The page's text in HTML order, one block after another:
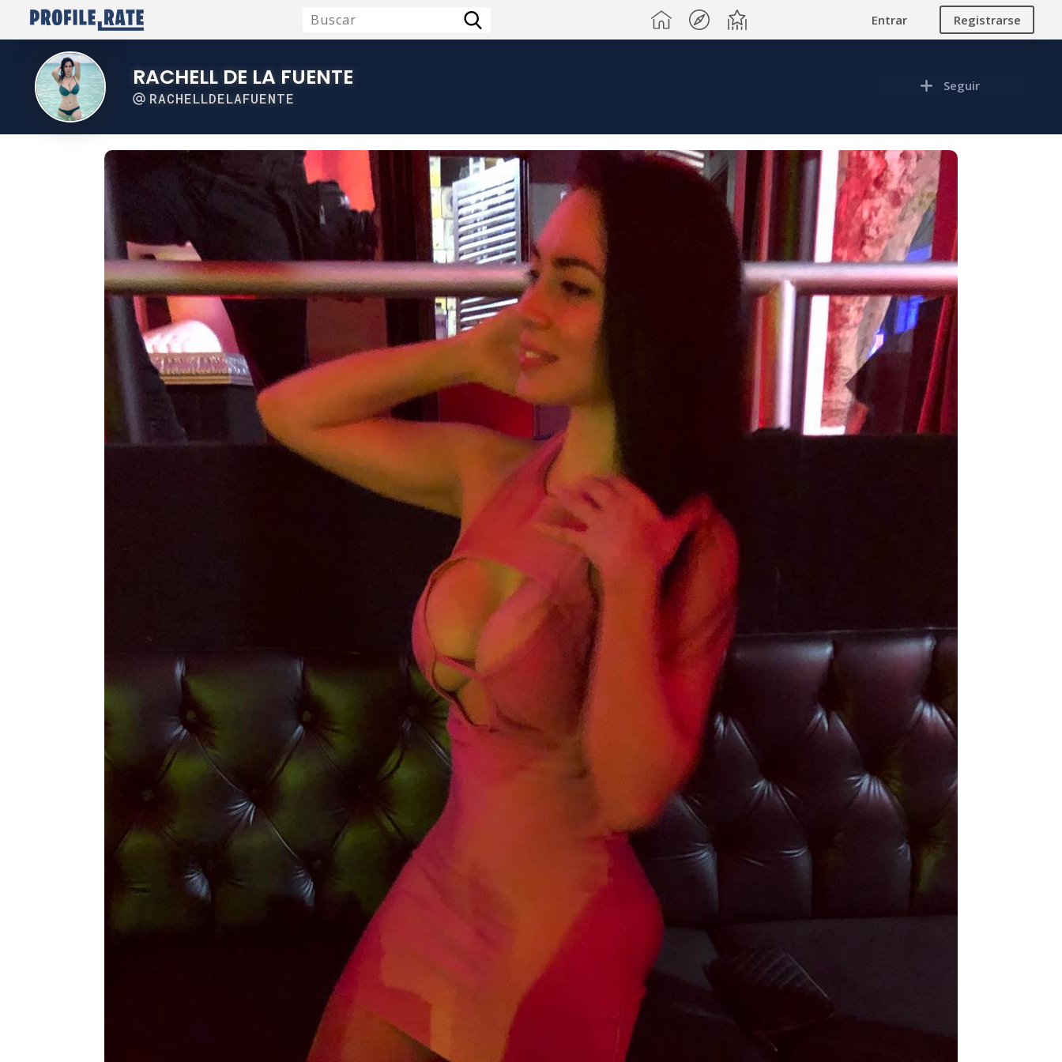
Entrar Registrarse
RACHELL DE LA FUENTE
RACHELLDELAFUENTE
Seguir